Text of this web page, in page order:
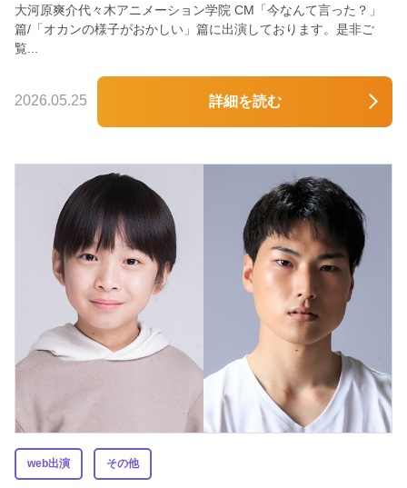
大河原爽介代々木アニメーション学院 CM「今なんて言った？」
篇/「オカンの様子がおかしい」篇に出演しております。是非ご
覧...
2026.05.25 詳細を読む
web出演 その他